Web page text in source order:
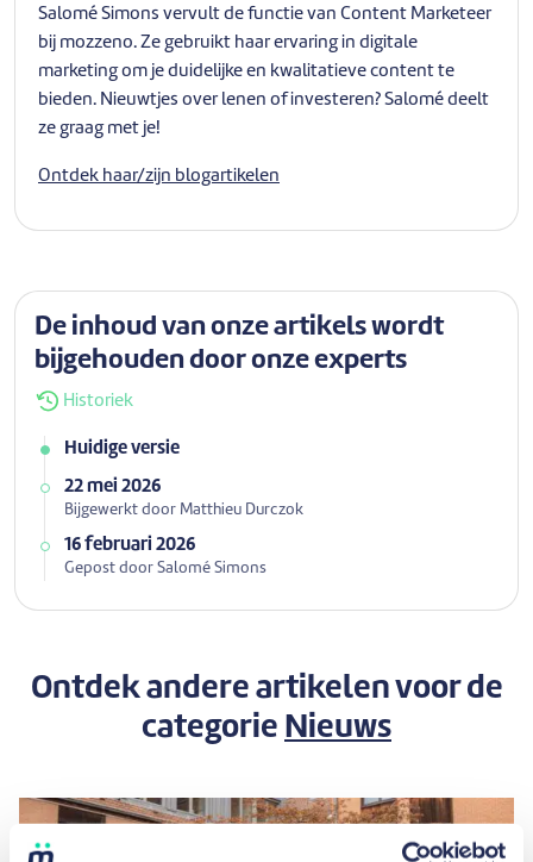
Salomé Simons vervult de functie van Content Marketeer
bij mozzeno. Ze gebruikt haar ervaring in digitale
marketing om je duidelijke en kwalitatieve content te
bieden. Nieuwtjes over lenen of investeren? Salomé deelt
ze graag met je!
Ontdek haar/zijn blogartikelen
De inhoud van onze artikels wordt
bijgehouden door onze experts
Historiek
Huidige versie
22 mei 2026
Bijgewerkt door Matthieu Durczok
16 februari 2026
Gepost door Salomé Simons
Ontdek andere artikelen voor de
categorie Nieuws